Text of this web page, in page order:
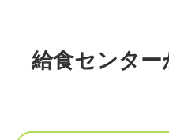
給食センタ